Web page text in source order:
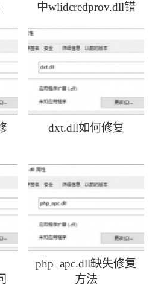
中wlidcredprov.dll错
dxt.dll如何修复
php_apc.dll缺失修复
方法